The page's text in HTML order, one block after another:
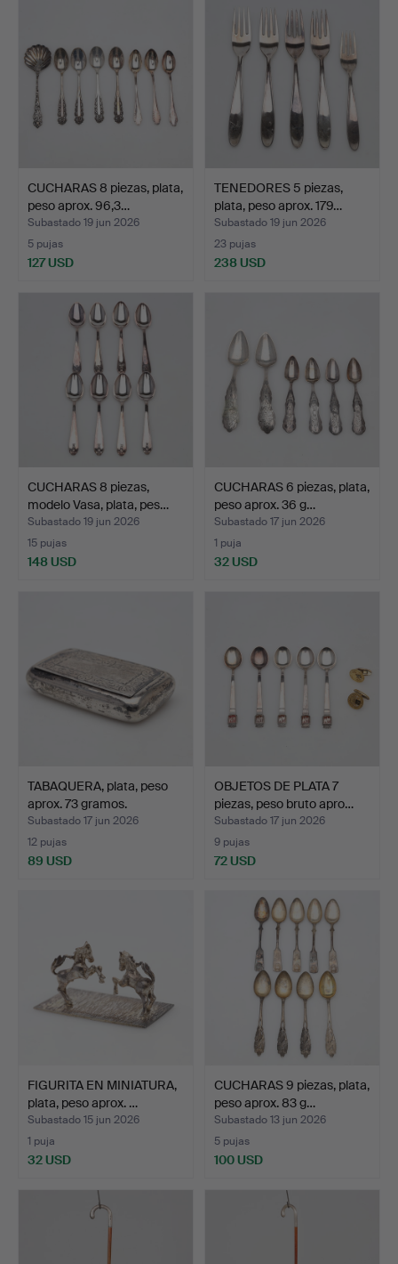
CUCHARAS 8 piezas, plata,
peso aprox. 96,3…
Subastado 19 jun 2026
5 pujas
127 USD
TENEDORES 5 piezas,
plata, peso aprox. 179…
Subastado 19 jun 2026
23 pujas
238 USD
CUCHARAS 8 piezas,
modelo Vasa, plata, pes…
Subastado 19 jun 2026
15 pujas
148 USD
CUCHARAS 6 piezas, plata,
peso aprox. 36 g…
Subastado 17 jun 2026
1 puja
32 USD
TABAQUERA, plata, peso
aprox. 73 gramos.
Subastado 17 jun 2026
12 pujas
89 USD
OBJETOS DE PLATA 7
piezas, peso bruto apro…
Subastado 17 jun 2026
9 pujas
72 USD
FIGURITA EN MINIATURA,
plata, peso aprox. …
Subastado 15 jun 2026
1 puja
32 USD
CUCHARAS 9 piezas, plata,
peso aprox. 83 g…
Subastado 13 jun 2026
5 pujas
100 USD